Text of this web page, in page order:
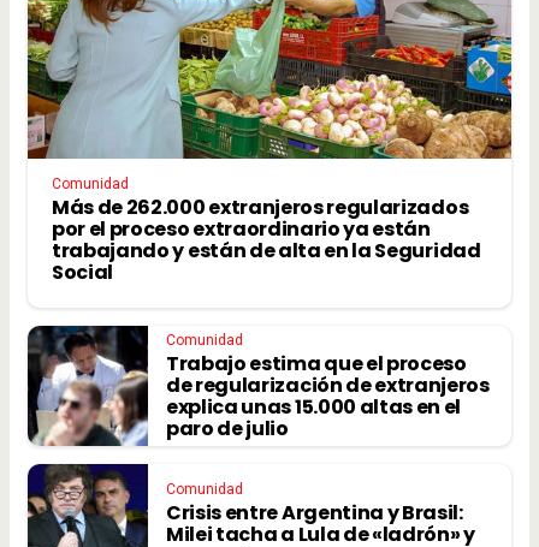
Comunidad
Más de 262.000 extranjeros regularizados
por el proceso extraordinario ya están
trabajando y están de alta en la Seguridad
Social
Comunidad
Trabajo estima que el proceso
de regularización de extranjeros
explica unas 15.000 altas en el
paro de julio
Comunidad
Crisis entre Argentina y Brasil:
Milei tacha a Lula de «ladrón» y